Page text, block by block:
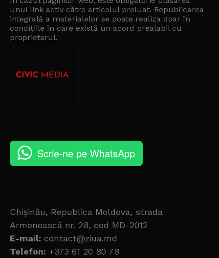
unui link activ către articolul preluat. Republicarea
integrală a materialelor se poate realiza doar în
condițiile în care există un acord prealabil cu
proprietarul.
Scrie-ne pe WhatsApp
Chișinău, Republica Moldova, strada
Armenească nr. 28, cod MD-2012
E-mail: contact@ziua.md
Telefon: +373 61 20 80 78